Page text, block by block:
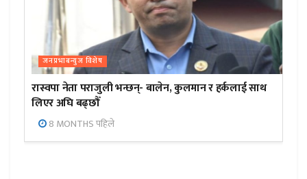
जनप्रभाबन्युज विशेष
रास्वपा नेता पराजुली भन्छन्- बालेन, कुलमान र हर्कलाई साथ
लिएर अघि बढ्छौँ
8 MONTHS पहिले